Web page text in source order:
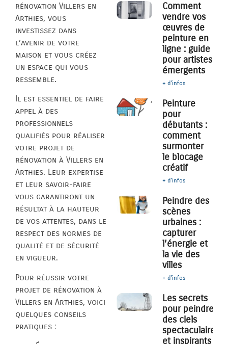
rénovation Villers en
Arthies, vous
investissez dans
l’avenir de votre
maison et vous créez
un espace qui vous
ressemble.
Il est essentiel de faire
appel à des
professionnels
qualifiés pour réaliser
votre projet de
rénovation à Villers en
Arthies. Leur expertise
et leur savoir-faire
vous garantiront un
résultat à la hauteur
de vos attentes, dans le
respect des normes de
qualité et de sécurité
en vigueur.
Pour réussir votre
projet de rénovation à
Villers en Arthies, voici
quelques conseils
pratiques :
Comment
vendre vos
œuvres de
peinture en
ligne : guide
pour artistes
émergents
+ d'infos
Peinture
pour
débutants :
comment
surmonter
le blocage
créatif
+ d'infos
Peindre des
scènes
urbaines :
capturer
l’énergie et
la vie des
villes
+ d'infos
Les secrets
pour peindre
des ciels
spectaculaires
et inspirants